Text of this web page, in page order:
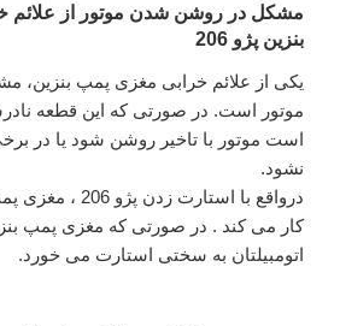
مشکل در روشن شدن موتور از علائم
بنزین پژو 206
یکی از علائم خرابی مغزی پمپ
موتور است. در صورتی که این قطعه
است موتور با تاخیر روشن شود یا در
نشود.
درواقع با استارت
کار می کند . در صورتی که مغزی پمپ
اتومبیلتان به سختی استارت می خورد.